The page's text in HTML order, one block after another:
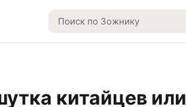
китайцев или